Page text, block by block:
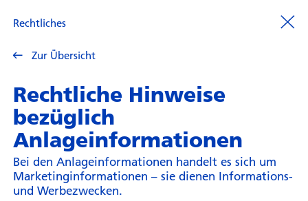
Rechtliches
Zur Übersicht
Rechtliche Hinweise
bezüglich
Anlageinformationen
Bei den Anlageinformationen handelt es sich um
Marketinginformationen – sie dienen Informations-
und Werbezwecken.